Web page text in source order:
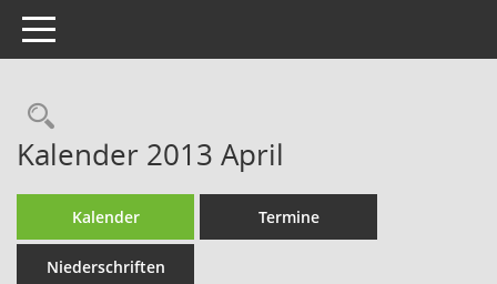
Toggle navigation
Rechercheauswahl
Kalender 2013 April
Kalender Termine
Niederschriften